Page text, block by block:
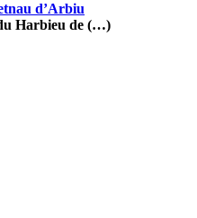
d’Arbiu
Harbieu de (…)